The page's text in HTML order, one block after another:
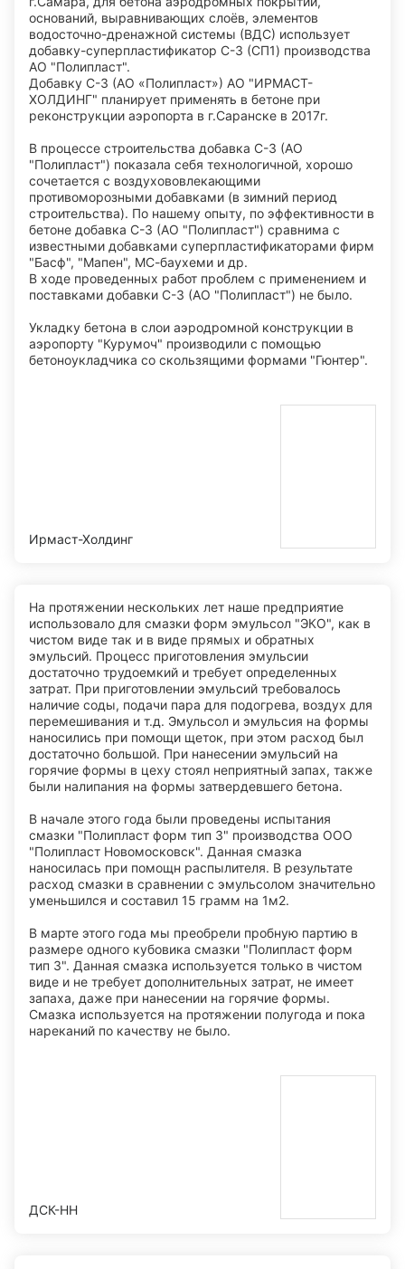
оснований, выравнивающих слоёв, элементов
водосточно-дренажной системы (ВДС) использует
добавку-суперпластификатор C-3 (СП1) производства
AO "Полипласт".
Добавку С-3 (АО «Полипласт») АО "ИРМАСТ-
ХОЛДИНГ" планирует применять в бетоне при
реконструкции аэропорта в г.Саранске в 2017г.
В процессе строительства добавка С-3 (АО
"Полипласт") показала себя технологичной, хорошо
сочетается с воздухововлекающими
противоморозными добавками (в зимний период
строительства). По нашему опыту, по эффективности в
бетоне добавка С-3 (АО "Полипласт") сравнима с
известными добавками суперпластификаторами фирм
"Басф", "Мапен", МС-баухеми и др.
В ходе проведенных работ проблем с применением и
поставками добавки C-3 (АО "Полипласт") не было.
Укладку бетона в слои аэродромной конструкции в
аэропорту "Курумоч" производили с помощью
бетоноукладчика со скользящими формами "Гюнтер".
Ирмаст-Холдинг
На протяжении нескольких лет наше предприятие
использовало для смазки форм эмульсол "ЭКО", как в
чистом виде так и в виде прямых и обратных
эмульсий. Процесс приготовления эмульсии
достаточно трудоемкий и требует определенных
затрат. При приготовлении эмульсий требовалось
наличие соды, подачи пара для подогрева, воздух для
перемешивания и т.д. Эмульсол и эмульсия на формы
наносились при помощи щеток, при этом расход был
достаточно большой. При нанесении эмульсий на
горячие формы в цеху стоял неприятный запах, также
были налипания на формы затвердевшего бетона.
В начале этого года были проведены испытания
смазки "Полипласт форм тип 3" производства ООО
"Полипласт Новомосковск". Данная смазка
наносилась при помощн распылителя. В результате
расход смазки в сравнении с эмульсолом значительно
уменьшился и составил 15 грамм на 1м2.
В марте этого года мы преобрели пробную партию в
размере одного кубовика смазки "Полипласт форм
тип 3". Данная смазка используется только в чистом
виде и не требует дополнительных затрат, не имеет
запаха, даже при нанесении на горячие формы.
Смазка используется на протяжении полугода и пока
нареканий по качеству не было.
ДСК-НН